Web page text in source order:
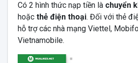
Có 2 hình thức nạp tiền là chuyển
hoặc thẻ điện thoại. Đối với thẻ
hỗ trợ các nhà mạng Viettel,
Vietnamobile.